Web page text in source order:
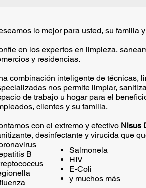
lo mejor para usted, su familia
en los expertos en limpieza,
y residencias.
combinación inteligente de técnicas,
nos permite limpiar,
de trabajo u hogar para el
clientes y su familia.
con el extremo y efectivo Nisus
desinfectante y virucida que
B
Salmonela
HIV
E-Coli
y muchos más